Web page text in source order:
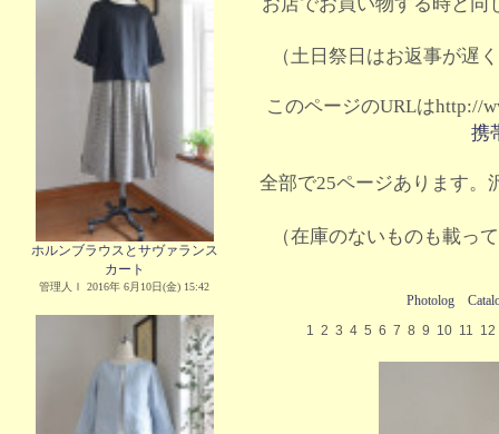
ホルンブラウスとサヴァランス
カート
管理人Ｉ 2016年 6月10日(金) 15:42
（土日祭日はお返事が遅
このページのURLはhttp://
携
全部で25ページあります。
（在庫のないものも載っ
Photolog
1 2 3 4 5 6 7 8 9 10 11 12